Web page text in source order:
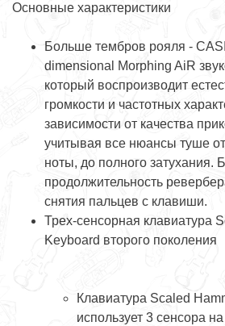
Основные характеристики
Больше тембров рояля -
dimensional Morphing AiR
который воспроизводит
громкости и частотных
зависимости от качества
учитывая все нюансы туше
ноты, до полного затухания.
продолжительность
снятия пальцев с клавиши.
Трех-сенсорная клавиатура
Keyboard второго поколения
Клавиатура Scaled
использует 3 сенсора